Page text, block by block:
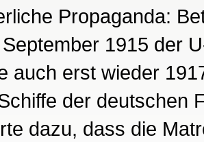
Propaganda:
1915 der
auch erst wieder
der deutschen
dazu, dass die